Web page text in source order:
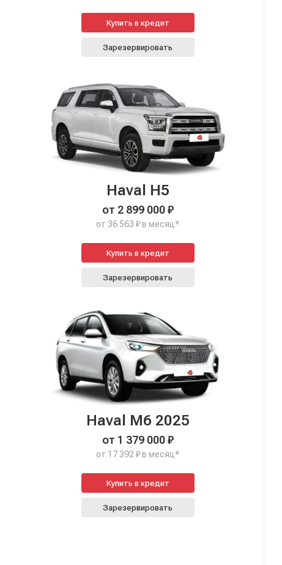
Купить в кредит
Зарезервировать
Haval H5
от 2 899 000 ₽
от 36 563 ₽ в месяц*
Купить в кредит
Зарезервировать
Haval M6 2025
от 1 379 000 ₽
от 17 392 ₽ в месяц*
Купить в кредит
Зарезервировать